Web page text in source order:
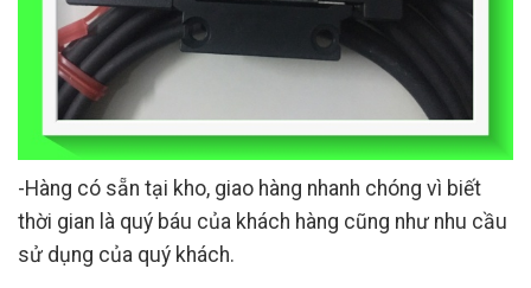
-Hàng có sẵn tại kho, giao hàng nhanh chóng vì biết
thời gian là quý báu của khách hàng cũng như nhu cầu
sử dụng của quý khách.